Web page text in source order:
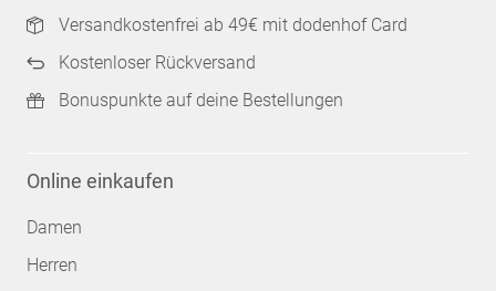
Versandkostenfrei ab 49€ mit dodenhof Card
Kostenloser Rückversand
Bonuspunkte auf deine Bestellungen
Online einkaufen
Damen
Herren